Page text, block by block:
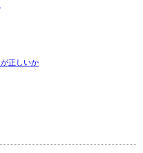
正しいか